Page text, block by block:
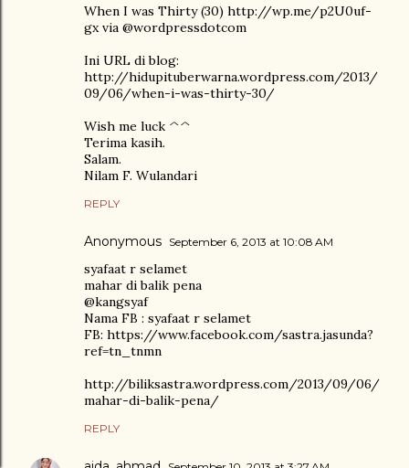
When I was Thirty (30) http://wp.me/p2U0uf-
gx via @wordpressdotcom
Ini URL di blog:
http://hidupituberwarna.wordpress.com/2013/
09/06/when-i-was-thirty-30/
Wish me luck ^^
Terima kasih.
Salam.
Nilam F. Wulandari
REPLY
Anonymous September 6, 2013 at 10:08 AM
syafaat r selamet
mahar di balik pena
@kangsyaf
Nama FB : syafaat r selamet
FB: https://www.facebook.com/sastra.jasunda?
ref=tn_tnmn
http://biliksastra.wordpress.com/2013/09/06/
mahar-di-balik-pena/
REPLY